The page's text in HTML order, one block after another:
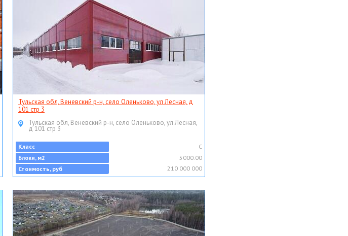
Тульская обл, Веневский р-н, село Оленьково, ул Лесная, д
101 стр 3
Тульская обл, Веневский р-н, село Оленьково, ул Лесная,
д 101 стр 3
Класс
C
Блоки, м2
5000.00
Стоимость, руб
210 000 000